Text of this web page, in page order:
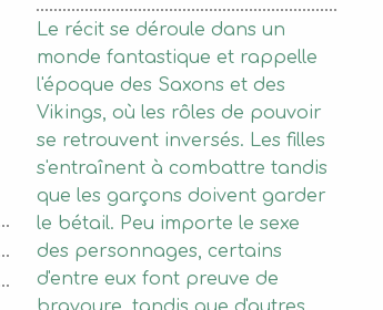
Le récit se déroule dans un
monde fantastique et rappelle
l'époque des Saxons et des
Vikings, où les rôles de pouvoir
se retrouvent inversés. Les filles
s'entraînent à combattre tandis
que les garçons doivent garder
le bétail. Peu importe le sexe
des personnages, certains
d'entre eux font preuve de